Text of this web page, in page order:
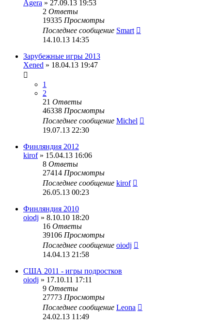
Agera » 27.09.13 19:53
2 Ответы
19335 Просмотры
Последнее сообщение Smart
14.10.13 14:35
Зарубежные игры 2013
Xened » 18.04.13 19:47
1
2
21 Ответы
46338 Просмотры
Последнее сообщение Michel
19.07.13 22:30
Финляндия 2012
kirof» 15.04.13 16:06
8 Ответы
27414 Просмотры
Последнее сообщение kirof
26.05.13 00:23
Финляндия 2010
oiodj » 8.10.10 18:20
16 Ответы
39106 Просмотры
Последнее сообщение oiodj
14.04.13 21:58
США 2011 - игры подростков
oiodj » 17.10.11 17:11
9 Ответы
27773 Просмотры
Последнее сообщение Leona
24.02.13 11:49